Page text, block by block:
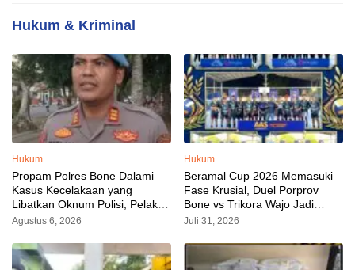
Hukum & Kriminal
Hukum
Propam Polres Bone Dalami
Kasus Kecelakaan yang
Libatkan Oknum Polisi, Pelaku
Sudah Diamankan
Agustus 6, 2026
Hukum
Beramal Cup 2026 Memasuki
Fase Krusial, Duel Porprov
Bone vs Trikora Wajo Jadi
Sorotan Malam Ini
Juli 31, 2026